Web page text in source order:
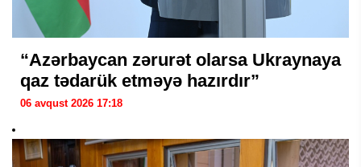
“Azərbaycan zərurət olarsa Ukraynaya
qaz tədarük etməyə hazırdır”
06 avqust 2026 17:18